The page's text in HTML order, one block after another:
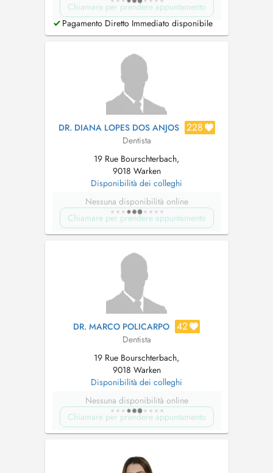
Chiamare per prendere appuntamento
Pagamento Diretto Immediato disponibile
DR. DIANA LOPES DOS ANJOS 228
Dentista
19 Rue Bourschterbach,
9018 Warken
Disponibilità dei colleghi
Nessuna disponibilità online
Chiamare per prendere appuntamento
DR. MARCO POLICARPO 42
Dentista
19 Rue Bourschterbach,
9018 Warken
Disponibilità dei colleghi
Nessuna disponibilità online
Chiamare per prendere appuntamento